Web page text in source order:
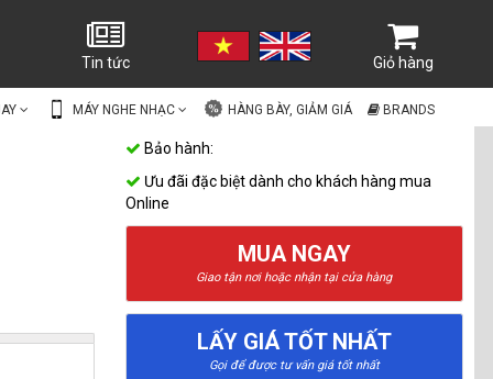
Tin tức Giỏ hàng
MÁY NGHE NHẠC HÀNG BÀY, GIẢM GIÁ BRANDS
Bảo hành:
Ưu đãi đặc biệt dành cho khách hàng mua
Online
MUA NGAY
Giao tận nơi hoặc nhận tại cửa hàng
LẤY GIÁ TỐT NHẤT
Gọi để được tư vấn giá tốt nhất